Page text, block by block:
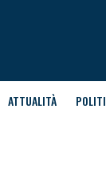
ATTUALITÀ